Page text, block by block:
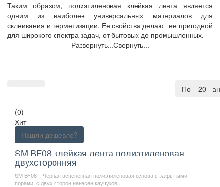
Таким образом, полиэтиленовая клейкая лента является
одним из наиболее универсальных материалов для
склеивания и герметизации. Ее свойства делают ее пригодной
для широкого спектра задач, от бытовых до промышленных.
Развернуть...Свернуть...
20
По
(0)
Хит
Нашли дешевле?
SM BF08 клейкая лента полиэтиленовая
двухсторонняя
SM BF08 – Черная вспененная полиэтиленовая основа с закрытыми
порами, с двух сторон нанесен каучуков..